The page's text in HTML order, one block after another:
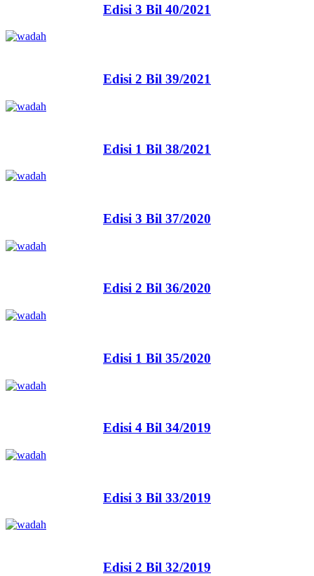
Edisi 3 Bil 40/2021
Edisi 2 Bil 39/2021
Edisi 1 Bil 38/2021
Edisi 3 Bil 37/2020
Edisi 2 Bil 36/2020
Edisi 1 Bil 35/2020
Edisi 4 Bil 34/2019
Edisi 3 Bil 33/2019
Edisi 2 Bil 32/2019